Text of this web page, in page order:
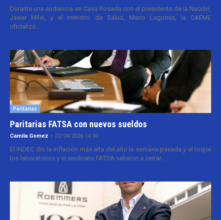
Durante una audiencia en Casa Rosada con el presidente de la Nación,
Javier Milei, y el ministro de Salud, Mario Lugones, la CAEME
oficializó...
Paritarias
Paritarias FATSA con nuevos sueldos
Camila Gomez - 22/04/2026 14:30
El INDEC dio la inflación más alta del año la semana pasada y al toque
los laboratorios y el sindicato FATSA salieron a cerrar...